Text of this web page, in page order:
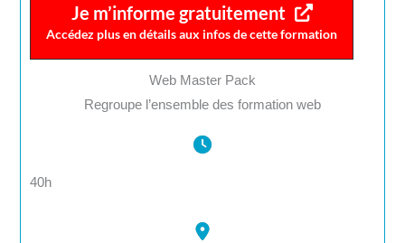
Je m’informe gratuitement
Accédez plus en détails aux infos de cette formation
Web Master Pack
Regroupe l’ensemble des formation web
40h